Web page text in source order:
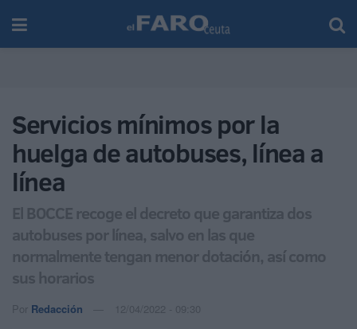
Servicios mínimos por la
huelga de autobuses, línea a
línea
El BOCCE recoge el decreto que garantiza dos
autobuses por línea, salvo en las que
normalmente tengan menor dotación, así como
sus horarios
Por Redacción 12/04/2022 - 09:30